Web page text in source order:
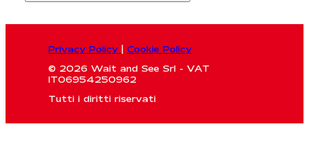
Privacy Policy
Cookie Policy
© 2026 Wait and See Srl - VAT
IT06954250962
Tutti i diritti riservati